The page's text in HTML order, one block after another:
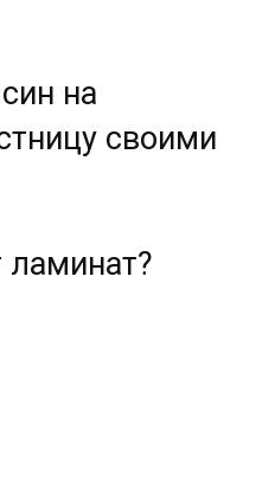
на
своими